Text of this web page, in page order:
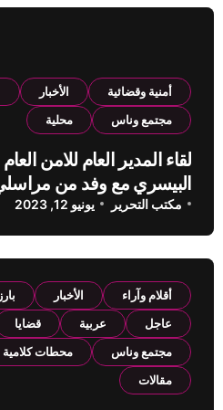
أمنية وقضائية الأخبار
مجتمع وناس
محلية
لقاء المدير العام للامن العام
البيسري مع وفد من
مكتب التحرير يونيو 12, 2023
أقلام وآراء الأخبار بارز
عاجل
عربية قضايا
مجتمع وناس
محطات كلامية
مقالات